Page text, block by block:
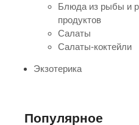
Блюда из рыбы и
продуктов
Салаты
Салаты-коктейли
Экзотерика
Популярное